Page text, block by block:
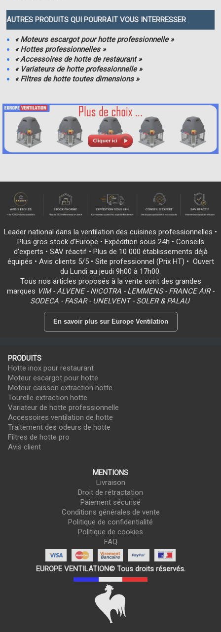
AUTRES PRODUITS QUI POURRAIT VOUS INTERRESSER
« Moteurs escargot pour hotte professionnelle »
« Hottes professionnelles »
« Accessoires de hotte de restaurant »
« Variateurs de hotte professionnelle »
« Filtres de hotte toutes dimensions »
Leader national dans la ventilation des cuisines professionnelles •
Plus gros stock d'Europe • Expédition sous 24h • Conseils
d'experts • SAV réactif • Plus de 10 000 établissements déjà
équipés • Avis clients 5/5 • Site professionnel (Prix HT) • Ouvert
du Lundi au jeudi 9h00 à 17h00.
Tous nos articles proposés à la vente sont des grandes
marques VIM - ALVENE - NICOTRA - LEMMENS - FRANCE AIR -
SODECA - FASAR - UNELVENT - SOLER & PALAU
En savoir plus sur Europe Ventilation
PRODUITS
Hotte inox pour restaurant
Moteur escargot pour hotte
Moteur caisson extraction hotte
Tourelle extraction hotte
Variateur de hotte professionnelle
Accessoires ventilation de hotte
Traitement des odeurs de hotte
Filtres de hotte pro
Avis client
MENTIONS
Livraison
Droit de rétractation
Paiement sécurisé
Conditions générales de vente
Politique de confidentialité
Politique de cookies
FAQ
EUROPE VENTILATION© Tous droits réservés.